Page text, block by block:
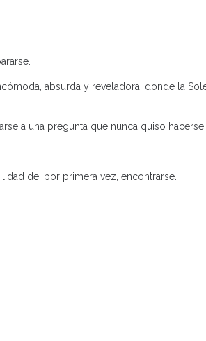
absurda y reveladora, donde la
a una pregunta que nunca quiso hacerse:
de, por primera vez, encontrarse.